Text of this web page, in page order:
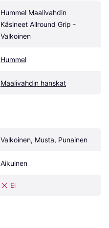
Hummel Maalivahdin
Käsineet Allround Grip -
Valkoinen
Hummel
Maalivahdin hanskat
Valkoinen, Musta, Punainen
Aikuinen
Ei